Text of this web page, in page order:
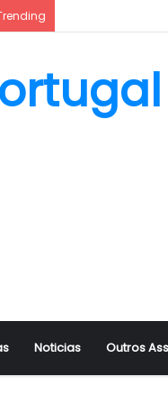
Noticias Outros